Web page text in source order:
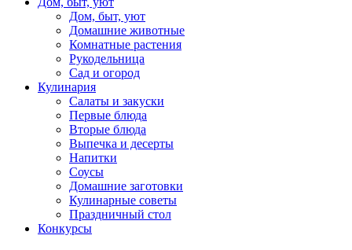
Дом, быт, уют
Домашние животные
Комнатные растения
Рукодельница
Сад и огород
Кулинария
Салаты и закуски
Первые блюда
Вторые блюда
Выпечка и десерты
Напитки
Соусы
Домашние заготовки
Кулинарные советы
Праздничный стол
Конкурсы